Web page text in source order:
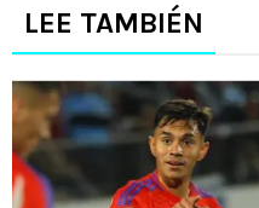
LEE TAMBIÉN